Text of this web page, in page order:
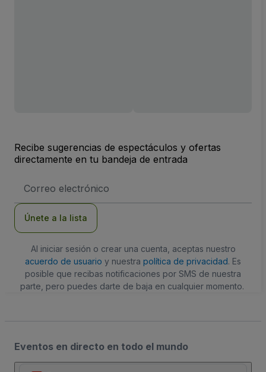
Recibe sugerencias de espectáculos y ofertas
directamente en tu bandeja de entrada
de
Únete a la lista
Al iniciar sesión o crear una cuenta, aceptas nuestro
acuerdo de usuario y nuestra política de privacidad. Es
posible que recibas notificaciones por SMS de nuestra
parte, pero puedes darte de baja en cualquier momento.
Eventos en directo en todo el mundo